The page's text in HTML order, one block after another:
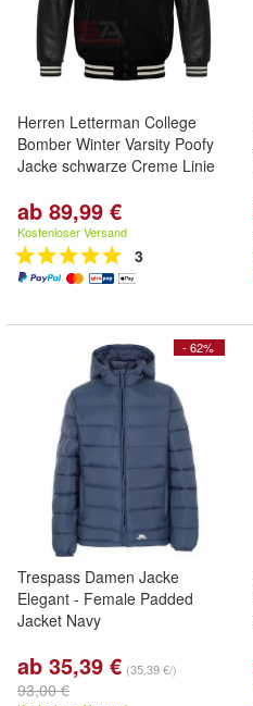
Herren Letterman College
Bomber Winter Varsity Poofy
Jacke schwarze Creme Linie
ab 89,99 €
Kostenloser Versand
3
- 62%
Trespass Damen Jacke
Elegant - Female Padded
Jacket Navy
ab 35,39 € (35,39 €/)
93,00 €